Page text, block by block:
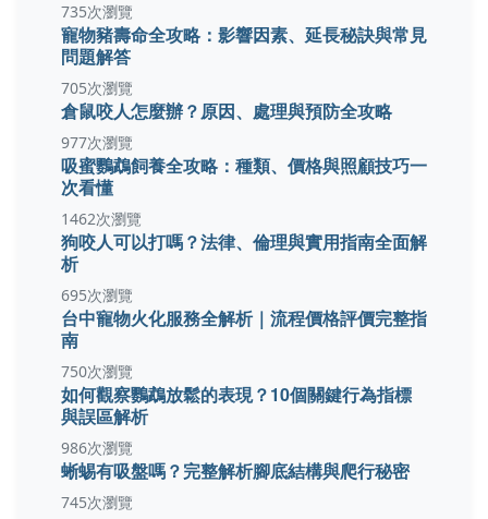
735次瀏覽
寵物豬壽命全攻略：影響因素、延長秘訣與常見
問題解答
705次瀏覽
倉鼠咬人怎麼辦？原因、處理與預防全攻略
977次瀏覽
吸蜜鸚鵡飼養全攻略：種類、價格與照顧技巧一
次看懂
1462次瀏覽
狗咬人可以打嗎？法律、倫理與實用指南全面解
析
695次瀏覽
台中寵物火化服務全解析｜流程價格評價完整指
南
750次瀏覽
如何觀察鸚鵡放鬆的表現？10個關鍵行為指標
與誤區解析
986次瀏覽
蜥蜴有吸盤嗎？完整解析腳底結構與爬行秘密
745次瀏覽